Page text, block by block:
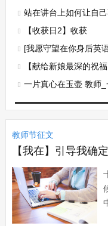
站在讲台上如何让自
【收获日2】收获
[我愿守望在你身后英
【献给新娘最深的祝
一片真心在玉壶 教师
教师节征文
【我在】引导我确